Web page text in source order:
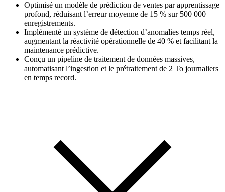
Optimisé un modèle de prédiction de ventes par apprentissage
profond, réduisant l’erreur moyenne de 15 % sur 500 000
enregistrements.
Implémenté un système de détection d’anomalies temps réel,
augmentant la réactivité opérationnelle de 40 % et facilitant la
maintenance prédictive.
Conçu un pipeline de traitement de données massives,
automatisant l’ingestion et le prétraitement de 2 To journaliers
en temps record.